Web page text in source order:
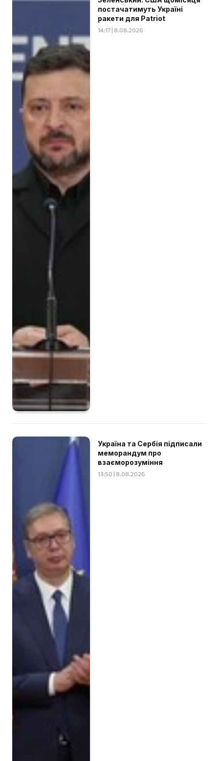
постачатимуть Україні
ракети для Patriot
14:17 | 8.08.2026
Україна та Сербія підписали
меморандум про
взаєморозуміння
13:50 | 8.08.2026